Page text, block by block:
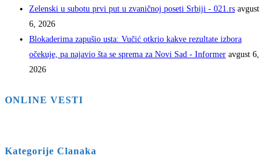
Zelenski u subotu prvi put u zvaničnoj poseti Srbiji - 021.rs avgust
6, 2026
Blokaderima zapušio usta: Vučić otkrio kakve rezultate izbora
očekuje, pa najavio šta se sprema za Novi Sad - Informer avgust 6,
2026
ONLINE VESTI
Kategorije Clanaka